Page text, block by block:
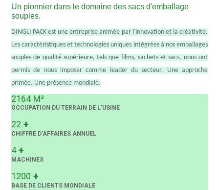
Un pionnier dans le domaine des sacs d'emballage
souples.
DINGLI PACK est une entreprise animée par l'innovation et la créativité.
Les caractéristiques et technologies uniques intégrées à nos emballages
souples de qualité supérieure, tels que films, sachets et sacs, nous ont
permis de nous imposer comme leader du secteur. Une approche
primée. Une présence mondiale.
2164 M²
OCCUPATION DU TERRAIN DE L'USINE
22 +
CHIFFRE D'AFFAIRES ANNUEL
4 +
MACHINES
1200 +
BASE DE CLIENTS MONDIALE